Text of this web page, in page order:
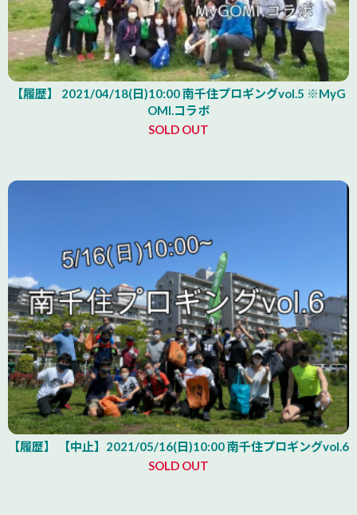
【履歴】 2021/04/18(日)10:00 南千住プロギングvol.5 ※MyG
OMI.コラボ
SOLD OUT
【履歴】 【中止】2021/05/16(日)10:00 南千住プロギングvol.6
SOLD OUT